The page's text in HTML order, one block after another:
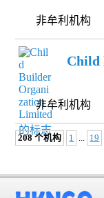
非牟利机构
Child
非牟利机构
208 个机构 1 ... 19